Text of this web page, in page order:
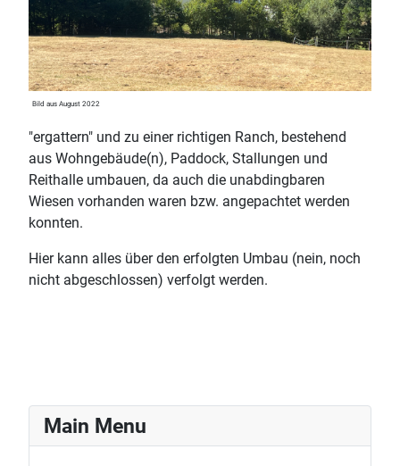
Bild aus August 2022
"ergattern" und zu einer richtigen Ranch, bestehend
aus Wohngebäude(n), Paddock, Stallungen und
Reithalle umbauen, da auch die unabdingbaren
Wiesen vorhanden waren bzw. angepachtet werden
konnten.
Hier kann alles über den erfolgten Umbau (nein, noch
nicht abgeschlossen) verfolgt werden.
Main Menu